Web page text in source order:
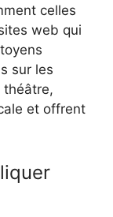
celles
web qui
sur les
théâtre,
et offrent